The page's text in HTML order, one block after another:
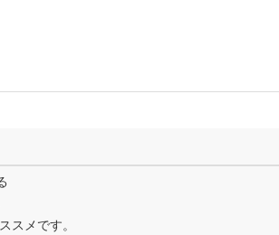
スメです。